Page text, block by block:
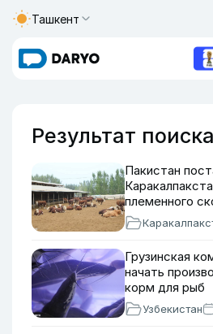
Ташкент
Результат
Пакистан
племенного
Грузинская
начать
корм для рыб
Узбекистан